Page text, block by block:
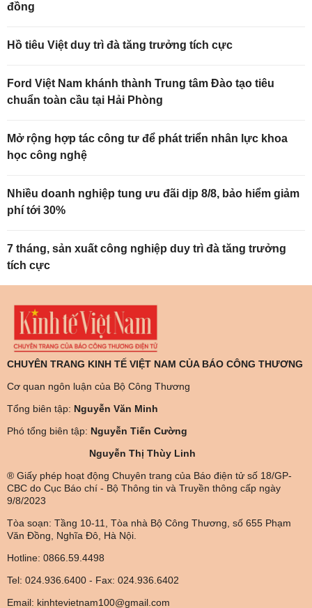
đồng
Hồ tiêu Việt duy trì đà tăng trưởng tích cực
Ford Việt Nam khánh thành Trung tâm Đào tạo tiêu
chuẩn toàn cầu tại Hải Phòng
Mở rộng hợp tác công tư để phát triển nhân lực khoa
học công nghệ
Nhiều doanh nghiệp tung ưu đãi dịp 8/8, bảo hiểm giảm
phí tới 30%
7 tháng, sản xuất công nghiệp duy trì đà tăng trưởng
tích cực
CHUYÊN TRANG KINH TẾ VIỆT NAM CỦA BÁO CÔNG THƯƠNG
Cơ quan ngôn luận của Bộ Công Thương
Tổng biên tập: Nguyễn Văn Minh
Phó tổng biên tập: Nguyễn Tiến Cường
Nguyễn Thị Thùy Linh
® Giấy phép hoạt động Chuyên trang của Báo điện tử số 18/GP-
CBC do Cục Báo chí - Bộ Thông tin và Truyền thông cấp ngày
9/8/2023
Tòa soạn: Tầng 10-11, Tòa nhà Bộ Công Thương, số 655 Phạm
Văn Đồng, Nghĩa Đô, Hà Nội.
Hotline: 0866.59.4498
Tel: 024.936.6400 - Fax: 024.936.6402
Email: kinhtevietnam100@gmail.com